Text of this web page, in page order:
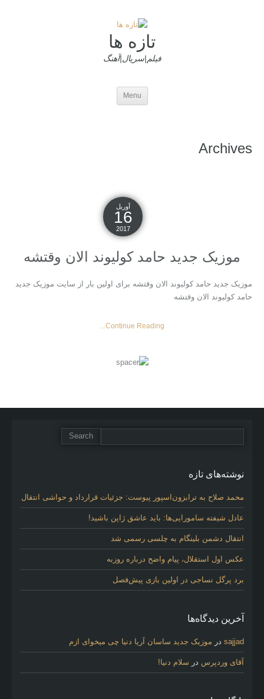
تازه ها
فیلم|سریال|آهنگ
Menu
Archives
آوریل
16
2017
موزیک جدید حامد کولیوند الان وقتشه
موزیک جدید حامد کولیوند الان وقتشه برای اولین بار از سایت موزیک جدید
حامد کولیوند الان وقتشه
Continue Reading...
نوشته‌های تازه
محمد صلاح به ترابزون‌اسپور پیوست: جزئیات قرارداد و حواشی انتقال
عادل شیفته سامورایی‌ها: باید عاشق ژاپن باشید!
انتقال دشمن بلینگام به چلسی رسمی شد
عکس اول استقلال، پیام واضح درباره روزبه
برد پرگل نساجی در اولین بازی پیش‌فصل
آخرین دیدگاه‌ها
sajjad در موزیک جدید ساسان آریا دنیا چی میخوای ازم
آقای وردپرس در سلام دنیا!